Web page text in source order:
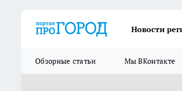
Новости
Обзорные статьи Мы ВКонтакте